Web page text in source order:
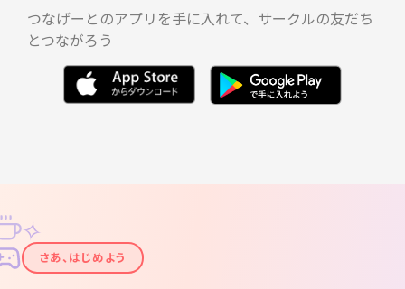
つなげーとのアプリを手に入れて、サークルの友だち
とつながろう
✦
✧
さあ、はじめよう